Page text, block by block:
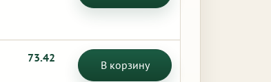
73.42
В корзину